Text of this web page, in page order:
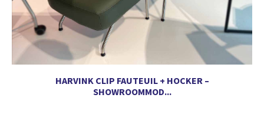
HARVINK CLIP FAUTEUIL + HOCKER –
SHOWROOMMOD...